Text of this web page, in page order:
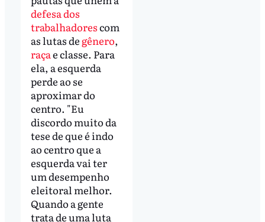
defesa dos
trabalhadorescom
as lutas degênero,
raçae classe. Para
ela, a esquerda
perde ao se
aproximar do
centro. "Eu
discordo muito da
tese de que é indo
ao centro que a
esquerda vai ter
um desempenho
eleitoral melhor.
Quando a gente
trata de uma luta